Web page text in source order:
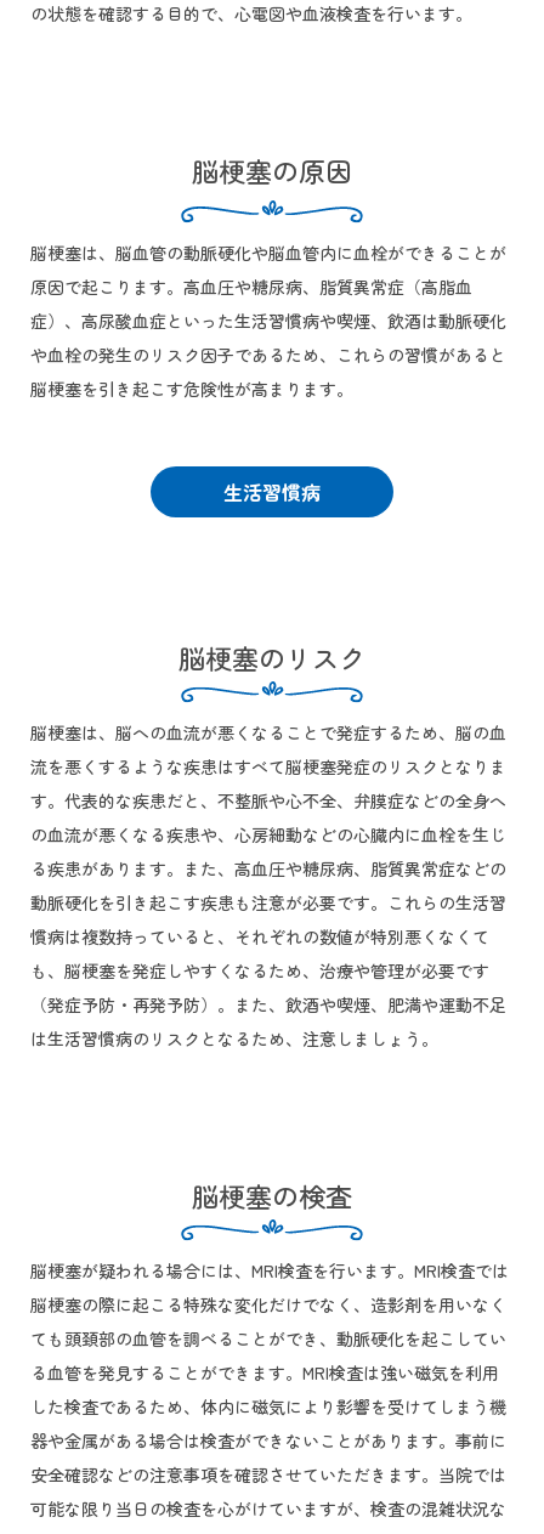
の状態を確認する目的で、心電図や血液検査を行います。
脳梗塞の原因
脳梗塞は、脳血管の動脈硬化や脳血管内に血栓ができることが
原因で起こります。高血圧や糖尿病、脂質異常症（高脂血
症）、高尿酸血症といった生活習慣病や喫煙、飲酒は動脈硬化
や血栓の発生のリスク因子であるため、これらの習慣があると
脳梗塞を引き起こす危険性が高まります。
生活習慣病
脳梗塞のリスク
脳梗塞は、脳への血流が悪くなることで発症するため、脳の血
流を悪くするような疾患はすべて脳梗塞発症のリスクとなりま
す。代表的な疾患だと、不整脈や心不全、弁膜症などの全身へ
の血流が悪くなる疾患や、心房細動などの心臓内に血栓を生じ
る疾患があります。また、高血圧や糖尿病、脂質異常症などの
動脈硬化を引き起こす疾患も注意が必要です。これらの生活習
慣病は複数持っていると、それぞれの数値が特別悪くなくて
も、脳梗塞を発症しやすくなるため、治療や管理が必要です
（発症予防・再発予防）。また、飲酒や喫煙、肥満や運動不足
は生活習慣病のリスクとなるため、注意しましょう。
脳梗塞の検査
脳梗塞が疑われる場合には、MRI検査を行います。MRI検査では
脳梗塞の際に起こる特殊な変化だけでなく、造影剤を用いなく
ても頭頚部の血管を調べることができ、動脈硬化を起こしてい
る血管を発見することができます。MRI検査は強い磁気を利用
した検査であるため、体内に磁気により影響を受けてしまう機
器や金属がある場合は検査ができないことがあります。事前に
安全確認などの注意事項を確認させていただきます。当院では
可能な限り当日の検査を心がけていますが、検査の混雑状況な